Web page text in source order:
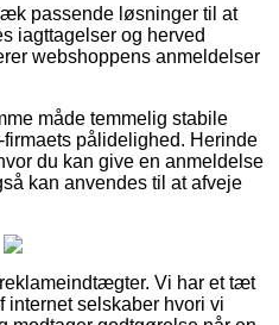
passende løsninger til at
iagttagelser og herved
webshoppens anmeldelser
måde temmelig stabile
pålidelighed. Herinde
du kan give en anmeldelse
kan anvendes til at afveje
Vi har et tæt
internet selskaber hvori vi